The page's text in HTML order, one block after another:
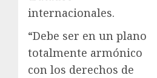
internacionales.
“Debe ser en un plano
totalmente armónico
con los derechos de